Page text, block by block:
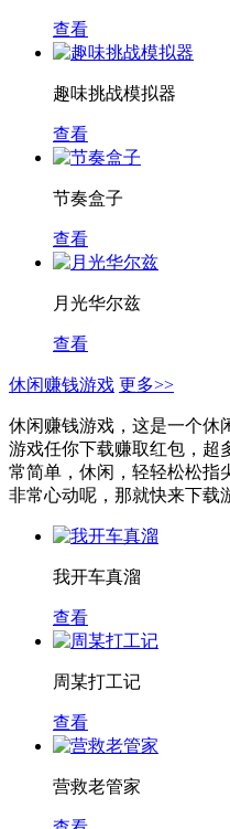
查看
趣味挑战模拟器
查看
节奏盒子
查看
月光华尔兹
查看
休闲赚钱游戏 更多>>
休闲赚钱游戏，这是一个休
游戏任你下载赚取红包，超
常简单，休闲，轻轻松松指
非常心动呢，那就快来下载
我开车真溜
查看
周某打工记
查看
营救老管家